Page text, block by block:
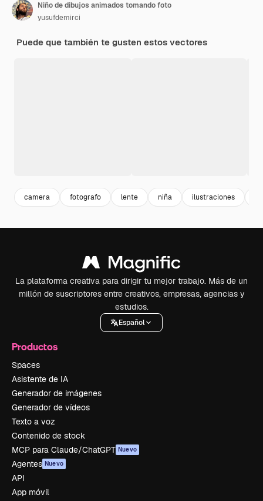
Niño de dibujos animados tomando foto
yusufdemirci
Puede que también te gusten estos vectores
camera fotografo lente niña ilustraciones
La plataforma creativa para dirigir tu mejor trabajo. Más de un
millón de suscriptores entre creativos, empresas, agencias y
estudios.
Español
Productos
Spaces
Asistente de IA
Generador de imágenes
Generador de vídeos
Texto a voz
Contenido de stock
MCP para Claude/ChatGPT Nuevo
Agentes Nuevo
API
App móvil